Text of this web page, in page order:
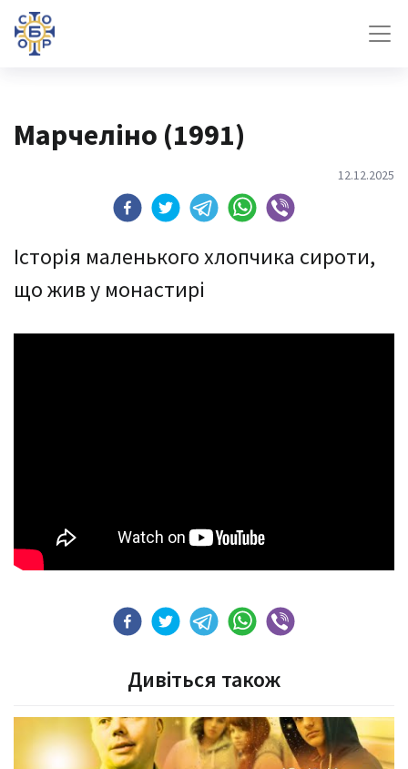
Марчеліно (1991)
12.12.2025
Історія маленького хлопчика сироти,
що жив у монастирі
Дивіться також